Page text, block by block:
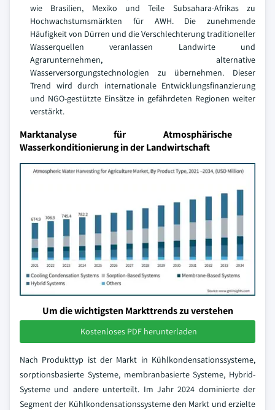
wie Brasilien, Mexiko und Teile Subsahara-Afrikas zu
Hochwachstumsmärkten für AWH. Die zunehmende
Häufigkeit von Dürren und die Verschlechterung traditioneller
Wasserquellen veranlassen Landwirte und
Agrarunternehmen, alternative
Wasserversorgungstechnologien zu übernehmen. Dieser
Trend wird durch internationale Entwicklungsfinanzierung
und NGO-gestützte Einsätze in gefährdeten Regionen weiter
verstärkt.
Marktanalyse für Atmosphärische
Wasserkonditionierung in der Landwirtschaft
Um die wichtigsten Markttrends zu verstehen
Kostenloses PDF herunterladen
Nach Produkttyp ist der Markt in Kühlkondensationssysteme,
sorptionsbasierte Systeme, membranbasierte Systeme, Hybrid-
Systeme und andere unterteilt. Im Jahr 2024 dominierte der
Segment der Kühlkondensationssysteme den Markt und erzielte